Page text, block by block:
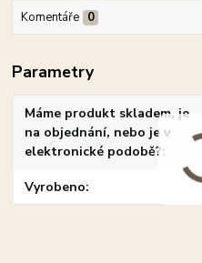
Komentáře 0
Parametry
Máme produkt skladem, je
na objednání, nebo je v
elektronické podobě?
Vyrobeno